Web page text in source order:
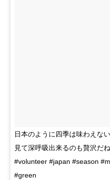
日本のように四季は味わえな
見て深呼吸出来るのも贅沢だ
#volunteer #japan #season
#green